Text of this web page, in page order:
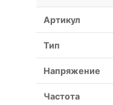
Артикул
Тип
Напряжение
Частота